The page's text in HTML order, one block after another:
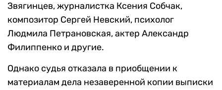
Звягинцев, журналистка Ксения Собчак,
композитор Сергей Невский, психолог
Людмила Петрановская, актер Александр
Филиппенко и другие.
Однако судья отказала в приобщении к
материалам дела незаверенной копии выписки